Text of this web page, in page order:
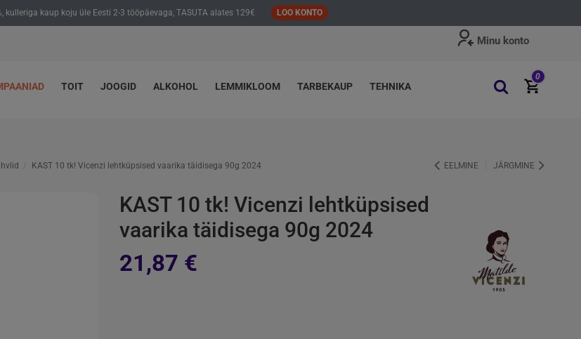
kulleriga kaup koju üle Eesti 2-3 tööpäevaga, TASUTA alates 129€ LOO KONTO
Minu konto
TOIT JOOGID ALKOHOL LEMMIKLOOM TARBEKAUP TEHNIKA
0
KAST 10 tk! Vicenzi lehtküpsised vaarika täidisega 90g 2024 EELMINE JÄRGMINE
KAST 10 tk! Vicenzi lehtküpsised
vaarika täidisega 90g 2024
21,87 €